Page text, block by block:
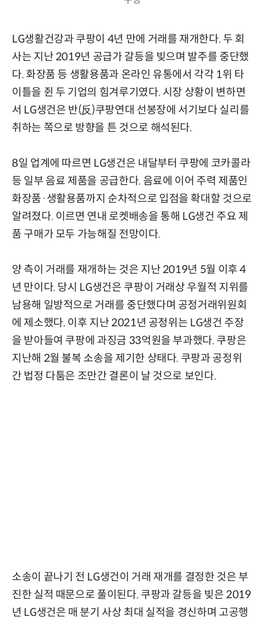
LG생활건강과 쿠팡이 4년 만에 거래를 재개한다. 두 회
사는 지난 2019년 공급가 갈등을 빚으며 발주를 중단했
다. 화장품 등 생활용품과 온라인 유통에서 각각 1위 타
이틀을 쥔 두 기업의 힘겨루기였다. 시장 상황이 변하면
서 LG생건은 반(反)쿠팡연대 선봉장에 서기보다 실리를
취하는 쪽으로 방향을 튼 것으로 해석된다.
8일 업계에 따르면 LG생건은 내달부터 쿠팡에 코카콜라
등 일부 음료 제품을 공급한다. 음료에 이어 주력 제품인
화장품·생활용품까지 순차적으로 입점을 확대할 것으로
알려졌다. 이르면 연내 로켓배송을 통해 LG생건 주요 제
품 구매가 모두 가능해질 전망이다.
양 측이 거래를 재개하는 것은 지난 2019년 5월 이후 4
년 만이다. 당시 LG생건은 쿠팡이 거래상 우월적 지위를
남용해 일방적으로 거래를 중단했다며 공정거래위원회
에 제소했다. 이후 지난 2021년 공정위는 LG생건 주장
을 받아들여 쿠팡에 과징금 33억원을 부과했다. 쿠팡은
지난해 2월 불복 소송을 제기한 상태다. 쿠팡과 공정위
간 법정 다툼은 조만간 결론이 날 것으로 보인다.
소송이 끝나기 전 LG생건이 거래 재개를 결정한 것은 부
진한 실적 때문으로 풀이된다. 쿠팡과 갈등을 빚은 2019
년 LG생건은 매 분기 사상 최대 실적을 경신하며 고공행